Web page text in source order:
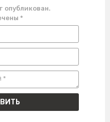
опубликован.
*